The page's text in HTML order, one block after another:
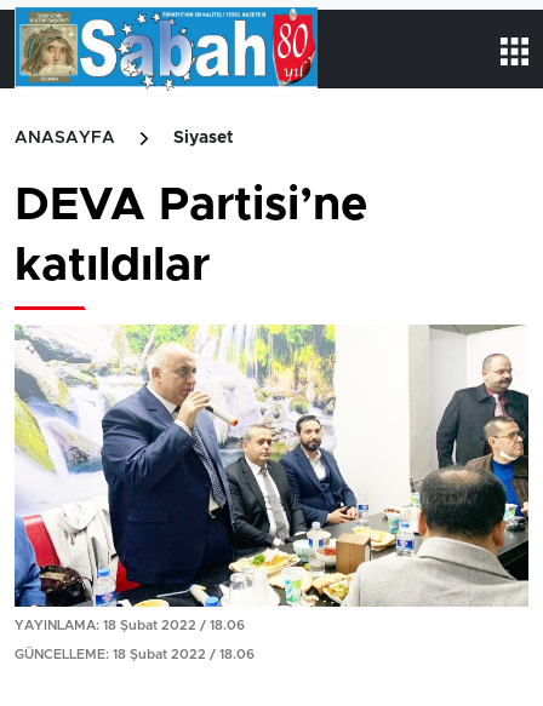
ANASAYFA Siyaset
DEVA Partisi’ne
katıldılar
YAYINLAMA: 18 Şubat 2022 / 18.06
GÜNCELLEME: 18 Şubat 2022 / 18.06